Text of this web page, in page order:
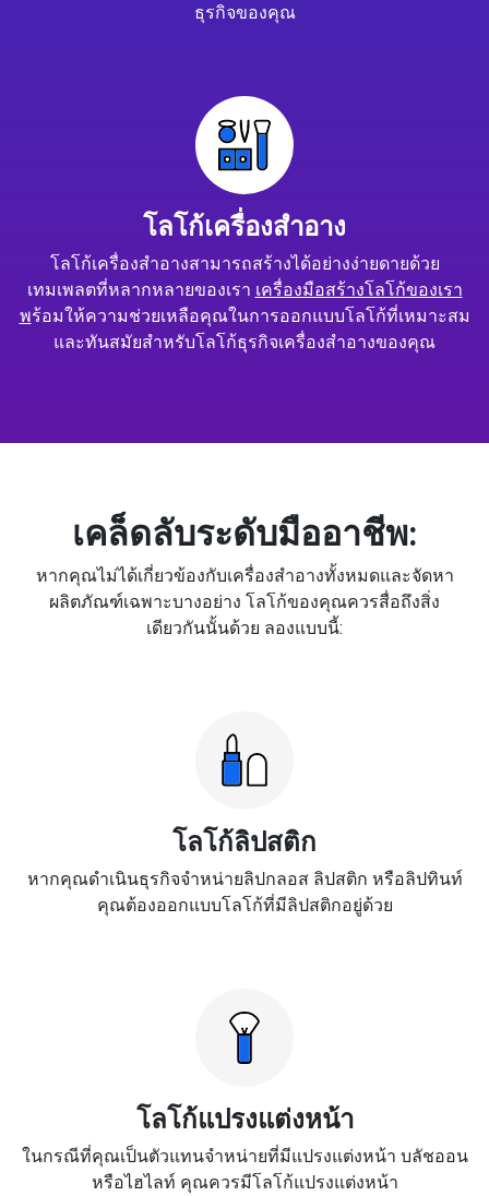
ธุรกิจของคุณ
โลโก้เครื่องสำอาง
โลโก้เครื่องสำอางสามารถสร้างได้อย่างง่ายดายด้วย
เทมเพลตที่หลากหลายของเรา เครื่องมือสร้างโลโก้ของเรา
พร้อมให้ความช่วยเหลือคุณในการออกแบบโลโก้ที่เหมาะสม
และทันสมัยสำหรับโลโก้ธุรกิจเครื่องสำอางของคุณ
เคล็ดลับระดับมืออาชีพ:
หากคุณไม่ได้เกี่ยวข้องกับเครื่องสำอางทั้งหมดและจัดหา
ผลิตภัณฑ์เฉพาะบางอย่าง โลโก้ของคุณควรสื่อถึงสิ่ง
เดียวกันนั้นด้วย ลองแบบนี้:
โลโก้ลิปสติก
หากคุณดำเนินธุรกิจจำหน่ายลิปกลอส ลิปสติก หรือลิปทินท์
คุณต้องออกแบบโลโก้ที่มีลิปสติกอยู่ด้วย
โลโก้แปรงแต่งหน้า
ในกรณีที่คุณเป็นตัวแทนจำหน่ายที่มีแปรงแต่งหน้า บลัชออน
หรือไฮไลท์ คุณควรมีโลโก้แปรงแต่งหน้า